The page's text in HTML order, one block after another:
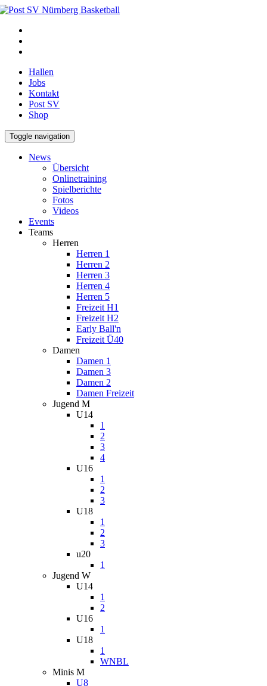
Hallen
Jobs
Kontakt
Post SV
Shop
Toggle navigation
News
Übersicht
Onlinetraining
Spielberichte
Fotos
Videos
Events
Teams
Herren
Herren 1
Herren 2
Herren 3
Herren 4
Herren 5
Freizeit H1
Freizeit H2
Early Ball'n
Freizeit Ü40
Damen
Damen 1
Damen 3
Damen 2
Damen Freizeit
Jugend M
U14
1
2
3
4
U16
1
2
3
U18
1
2
3
u20
1
Jugend W
U14
1
2
U16
1
U18
1
WNBL
Minis M
U8